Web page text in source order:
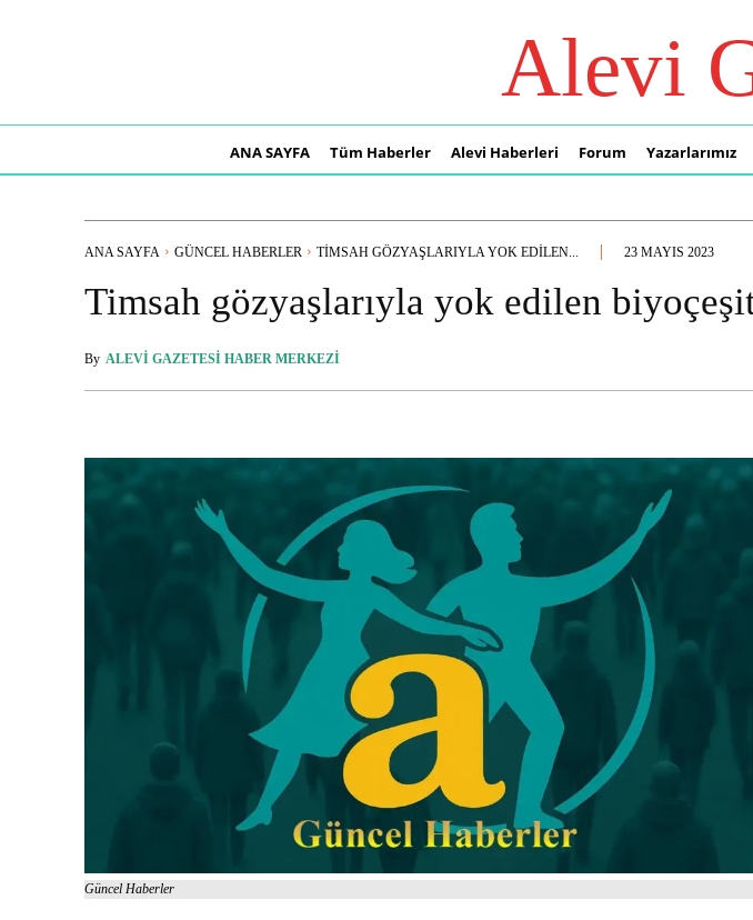
Alevi
ANA SAYFA Tüm Haberler Alevi Haberleri Forum Yazarlarımız
ANA SAYFA GÜNCEL HABERLER TIMSAH GÖZYAŞLARIYLA YOK EDILEN... 23 MAYIS 2023
Timsah gözyaşlarıyla yok edilen
By ALEVI GAZETESI HABER MERKEZI
Güncel Haberler